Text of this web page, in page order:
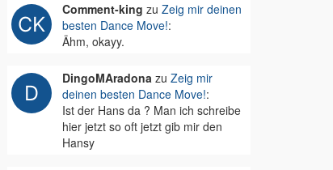
Comment-king zu Zeig mir deinen
besten Dance Move!:
Ähm, okayy.
DingoMAradonazu Zeig mir
deinen besten Dance Move!:
Ist der Hans da ? Man ich schreibe
hier jetzt so oft jetzt gib mir den
Hansy